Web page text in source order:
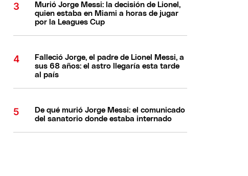
Murió Jorge Messi: la decisión de Lionel,
quien estaba en Miami a horas de jugar
por la Leagues Cup
Falleció Jorge, el padre de Lionel Messi, a
sus 68 años: el astro llegaría esta tarde
al país
De qué murió Jorge Messi: el comunicado
del sanatorio donde estaba internado